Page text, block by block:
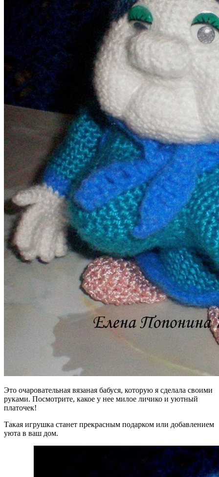
Это очаровательная вязаная бабуся, которую я сделала своими
руками. Посмотрите, какое у нее милое личико и уютный
платочек!
Такая игрушка станет прекрасным подарком или добавлением
уюта в ваш дом.